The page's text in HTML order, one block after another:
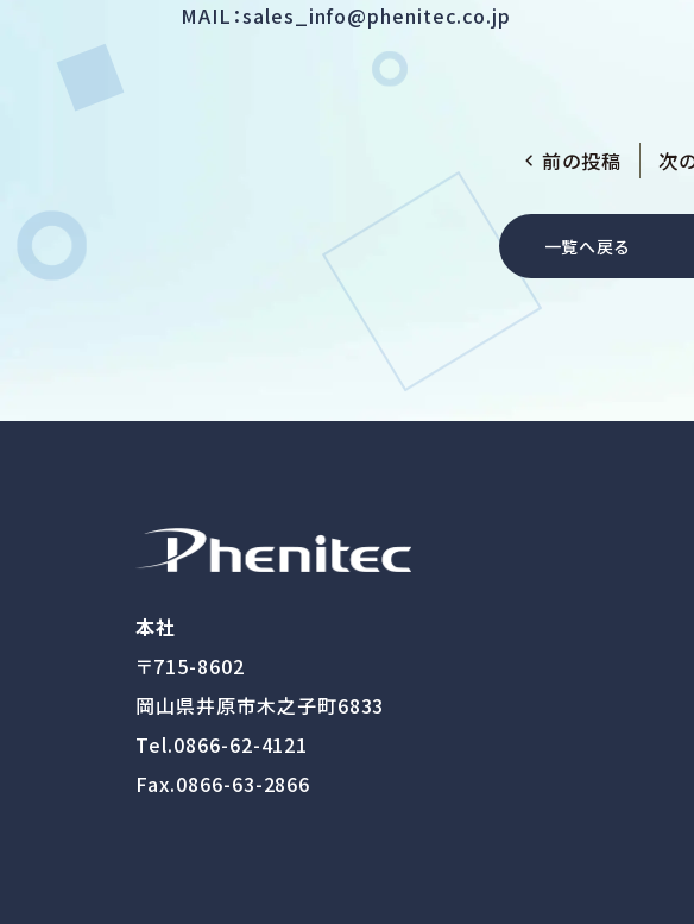
MAIL：sales_info@phenitec.co.jp
前の投稿 次
一覧へ戻る
本社
〒715-8602
岡山県井原市木之子町6833
Tel.0866-62-4121
Fax.0866-63-2866